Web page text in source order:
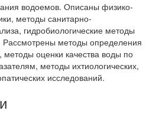
водоемов. Описаны физико-
методы санитарно-
гидробиологические методы
Рассмотрены методы определения
методы оценки качества воды по
методы ихтиологических,
исследований.